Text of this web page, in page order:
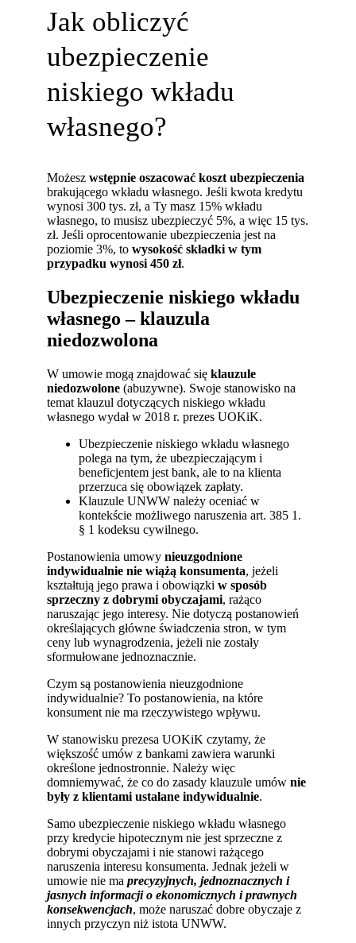
Jak obliczyć
ubezpieczenie
niskiego wkładu
własnego?
Możeszwstępnie oszacować koszt ubezpieczenia
brakującego wkładu własnego. Jeśli kwota kredytu
wynosi 300 tys. zł, a Ty masz 15% wkładu
własnego, to musisz ubezpieczyć 5%, a więc 15 tys.
zł. Jeśli oprocentowanie ubezpieczenia jest na
poziomie 3%, towysokość składki w tym
przypadku wynosi 450 zł.
Ubezpieczenie niskiego wkładu
własnego – klauzula
niedozwolona
W umowie mogą znajdować się klauzule
niedozwolone(abuzywne). Swoje stanowisko na
temat klauzul dotyczących niskiego wkładu
własnego wydał w 2018 r. prezes UOKiK.
Ubezpieczenie niskiego wkładu własnego
polega na tym, że ubezpieczającym i
beneficjentem jest bank, ale to na klienta
przerzuca się obowiązek zapłaty.
Klauzule UNWW należy oceniać w
kontekście możliwego naruszenia art. 385 1.
§ 1 kodeksu cywilnego.
Postanowienia umowynieuzgodnione
indywidualnie nie wiążą konsumenta, jeżeli
kształtują jego prawa i obowiązkiw sposób
sprzeczny z dobrymi obyczajami, rażąco
naruszając jego interesy. Nie dotyczą postanowień
określających główne świadczenia stron, w tym
ceny lub wynagrodzenia, jeżeli nie zostały
sformułowane jednoznacznie.
Czym są postanowienia nieuzgodnione
indywidualnie? To postanowienia, na które
konsument nie ma rzeczywistego wpływu.
W stanowisku prezesa UOKiK czytamy, że
większość umów z bankami zawiera warunki
określone jednostronnie. Należy więc
domniemywać, że co do zasady klauzule umównie
były z klientami ustalane indywidualnie.
Samo ubezpieczenie niskiego wkładu własnego
przy kredycie hipotecznym nie jest sprzeczne z
dobrymi obyczajami i nie stanowi rażącego
naruszenia interesu konsumenta. Jednak jeżeli w
umowie nie maprecyzyjnych, jednoznacznych i
jasnych informacji o ekonomicznych i prawnych
konsekwencjach, może naruszać dobre obyczaje z
innych przyczyn niż istota UNWW.